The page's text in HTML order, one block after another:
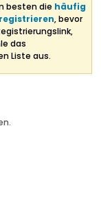
besten die häufig
registrieren, bevor
das
Liste aus.